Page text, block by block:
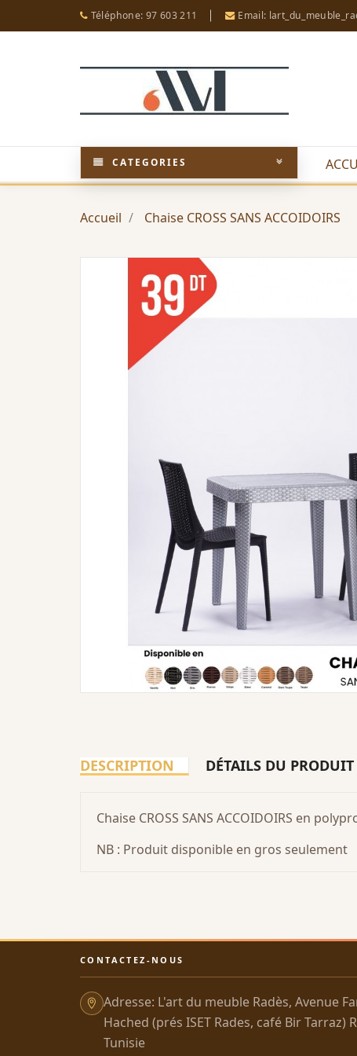
Téléphone: 97 603 211 Email:
CATEGORIES
Accueil Chaise CROSS SANS ACCOIDOIRS
DESCRIPTION DÉTAILS DU PRODUIT
Chaise CROSS SANS ACCOIDOIRS en
NB : Produit disponible en gros seulement
CONTACTEZ-NOUS
Adresse: L'art du meuble Radès, Avenue
Hached (prés ISET Rades, café Bir Tarraz)
Tunisie